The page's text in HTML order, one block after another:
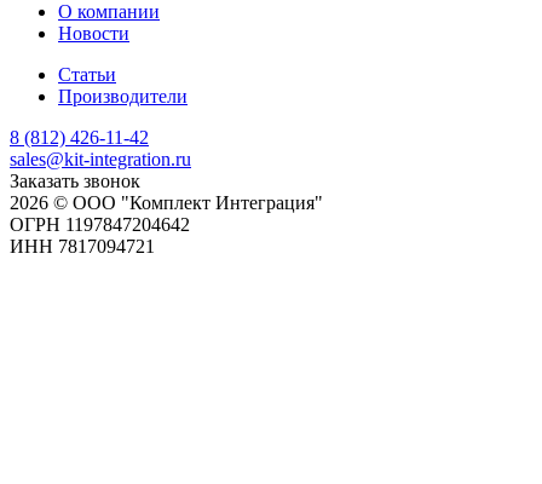
О компании
Новости
Статьи
Производители
8 (812) 426-11-42
sales@kit-integration.ru
Заказать звонок
2026 © ООО "Комплект Интеграция"
ОГРН 1197847204642
ИНН 7817094721